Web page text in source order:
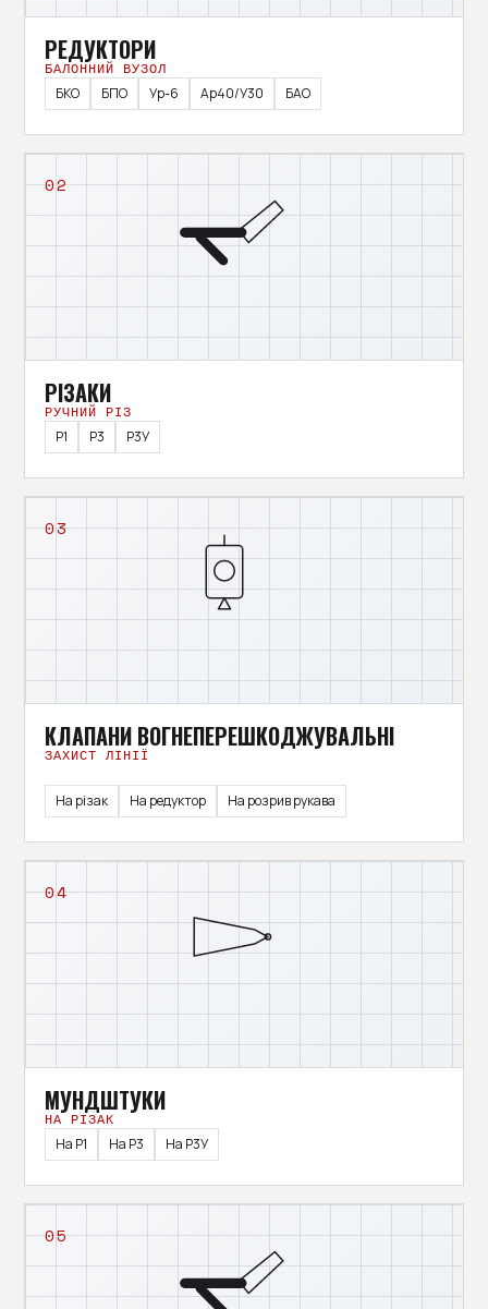
РЕДУКТОРИ
БАЛОННИЙ ВУЗОЛ
БКО
БПО Ур-6 Ар40/У30 БАО
02
РІЗАКИ
РУЧНИЙ РІЗ
Р1
Р3 Р3У
03
КЛАПАНИ ВОГНЕПЕРЕШКОДЖУВАЛЬНІ
ЗАХИСТ ЛІНІЇ
На різак На редуктор На розрив рукава
04
МУНДШТУКИ
НА РІЗАК
На Р1
На Р3 На Р3У
05